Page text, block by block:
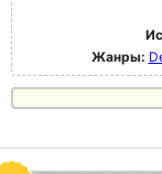
Жанры: